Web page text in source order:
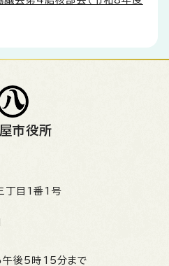
市役所
丁目1番1号
後5時15分まで